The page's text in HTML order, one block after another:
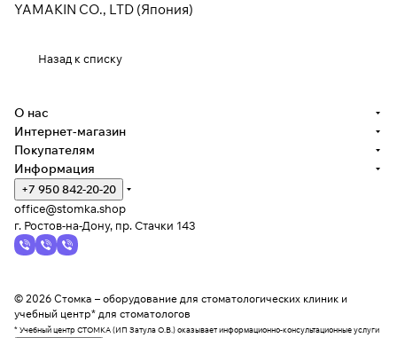
YAMAKIN CO., LTD (Япония)
Назад к списку
О нас
Интернет-магазин
Покупателям
Информация
+7 950 842-20-20
office@stomka.shop
г. Ростов-на-Дону, пр. Стачки 143
© 2026 Стомка – оборудование для стоматологических клиник и
учебный центр* для стоматологов
* Учебный центр СТОМКА (ИП Затула О.В.) оказывает информационно-консультационные услуги